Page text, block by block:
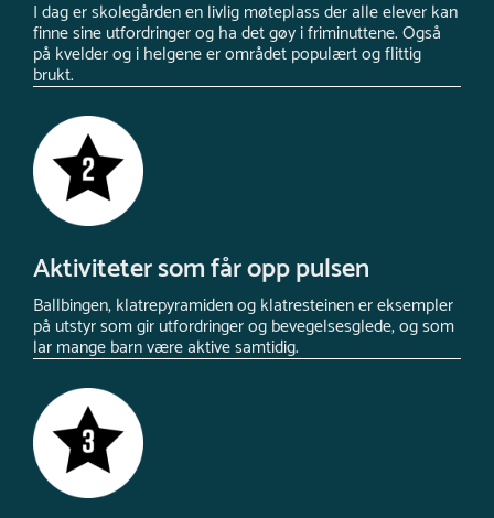
I dag er skolegården en livlig møteplass der alle elever kan
finne sine utfordringer og ha det gøy i friminuttene. Også
på kvelder og i helgene er området populært og flittig
brukt.
Aktiviteter som får opp pulsen
Ballbingen, klatrepyramiden og klatresteinen er eksempler
på utstyr som gir utfordringer og bevegelsesglede, og som
lar mange barn være aktive samtidig.